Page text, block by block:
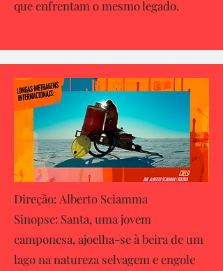
que enfrentam o mesmo legado.
Direção: Alberto Sciamma
Sinopse: Santa, uma jovem
camponesa, ajoelha-se à beira de um
lago na natureza selvagem e engole